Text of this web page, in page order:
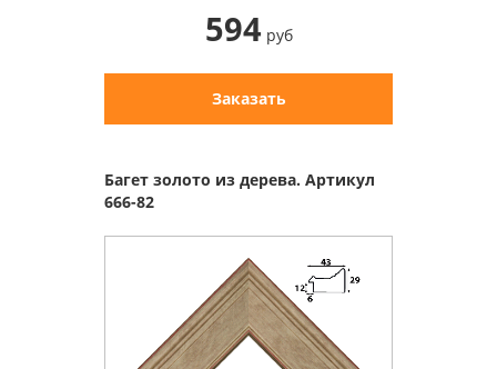
594 руб
Заказать
Багет золото из дерева. Артикул
666-82